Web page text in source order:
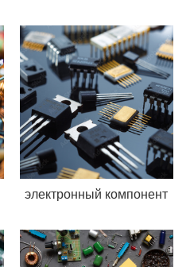
электронный компонент